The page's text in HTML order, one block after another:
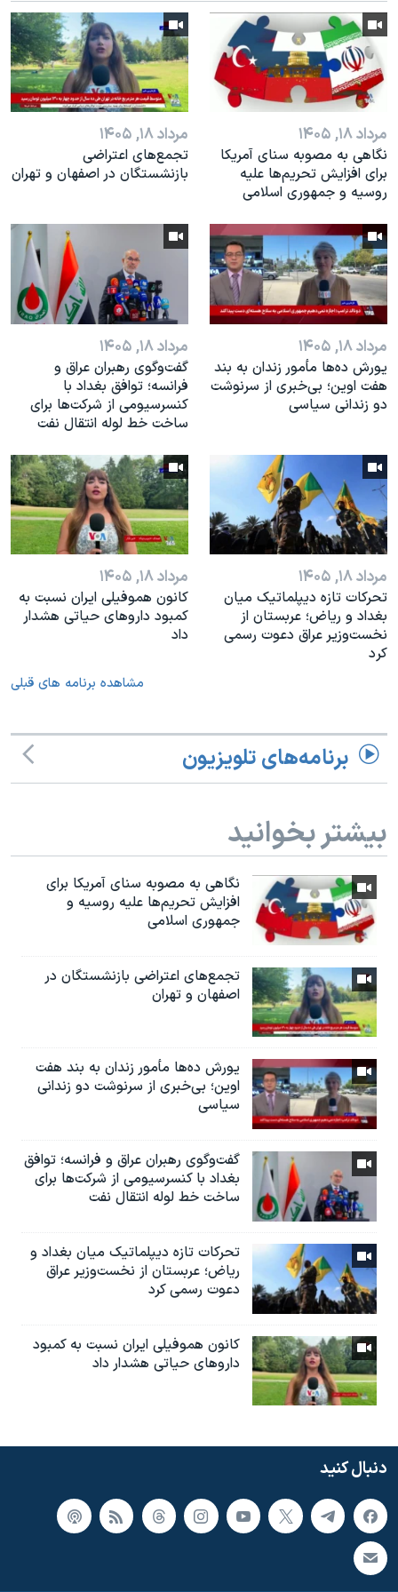
نرگس محمدی برنده جایزه نوبل صلح
همایش محافظه‌کاران آمریکا «سی‌پک»
صفحه‌های ویژه
سفر پرزیدنت ترامپ به چینمرداد ۱۸, ۱۴۰۵
نگاهی به مصوبه سنای آمریکا
برای افزایش تحریم‌ها علیه
روسیه و جمهوری اسلامی
مرداد ۱۸, ۱۴۰۵
تجمع‌های اعتراضی
بازنشستگان در اصفهان و تهران
مرداد ۱۸, ۱۴۰۵
یورش ده‌ها مأمور زندان به بند
هفت اوین؛ بی‌خبری از سرنوشت
دو زندانی سیاسی
مرداد ۱۸, ۱۴۰۵
گفت‌وگوی رهبران عراق و
فرانسه؛ توافق بغداد با
کنسرسیومی از شرکت‌ها برای
ساخت خط لوله انتقال نفت
مرداد ۱۸, ۱۴۰۵
تحرکات تازه دیپلماتیک میان
بغداد و ریاض؛ عربستان از
نخست‌وزیر عراق دعوت رسمی
کرد
مرداد ۱۸, ۱۴۰۵
کانون هموفیلی ایران نسبت به
کمبود داروهای حیاتی هشدار
داد
مشاهده برنامه های قبلی
برنامه‌های تلویزیون
بیشتر بخوانید
نگاهی به مصوبه سنای آمریکا برای
افزایش تحریم‌ها علیه روسیه و
جمهوری اسلامی
تجمع‌های اعتراضی بازنشستگان در
اصفهان و تهران
یورش ده‌ها مأمور زندان به بند هفت
اوین؛ بی‌خبری از سرنوشت دو زندانی
سیاسی
گفت‌وگوی رهبران عراق و فرانسه؛ توافق
بغداد با کنسرسیومی از شرکت‌ها برای
ساخت خط لوله انتقال نفت
تحرکات تازه دیپلماتیک میان بغداد و
ریاض؛ عربستان از نخست‌وزیر عراق
دعوت رسمی کرد
کانون هموفیلی ایران نسبت به کمبود
داروهای حیاتی هشدار داد
دنبال کنید